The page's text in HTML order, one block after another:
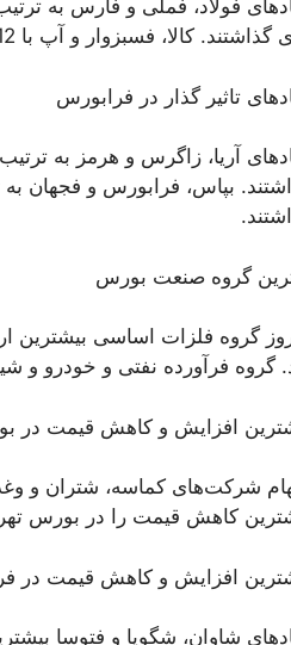
کالا، فسبزوار و آپ با 245.12، 97.55 و 82.87 واحد، بیشترین تاثیر منفی را به جای گذاشتند.
تاثیر گذار در فرابورس
گروه صنعت بورس
گروه فرآورده نفتی و خودرو و
افزایش و کاهش قیمت در
شرکت‌های کماسه، شتران و
کاهش قیمت را در بورس
افزایش و کاهش قیمت در
شاوان، شگویا و فتوسا